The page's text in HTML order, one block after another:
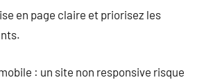
en page claire et priorisez les
: un site non responsive risque